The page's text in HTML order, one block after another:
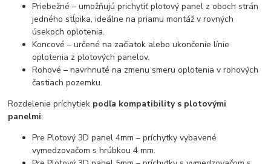
Priebežné – umožňujú prichytiť plotový panel z oboch strán
jedného stĺpika, ideálne na priamu montáž v rovných
úsekoch oplotenia.
Koncové – určené na začiatok alebo ukončenie línie
oplotenia z plotových panelov.
Rohové – navrhnuté na zmenu smeru oplotenia v rohových
častiach pozemku.
Rozdelenie príchytiek podľa kompatibility s plotovými
panelmi:
Pre Plotový 3D panel 4mm – príchytky vybavené
vymedzovačom s hrúbkou 4 mm.